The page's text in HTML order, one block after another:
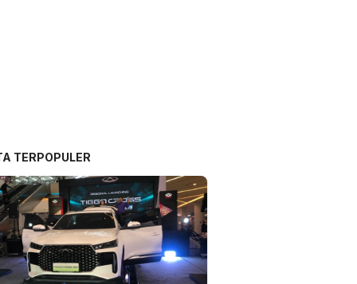
TERPOPULER